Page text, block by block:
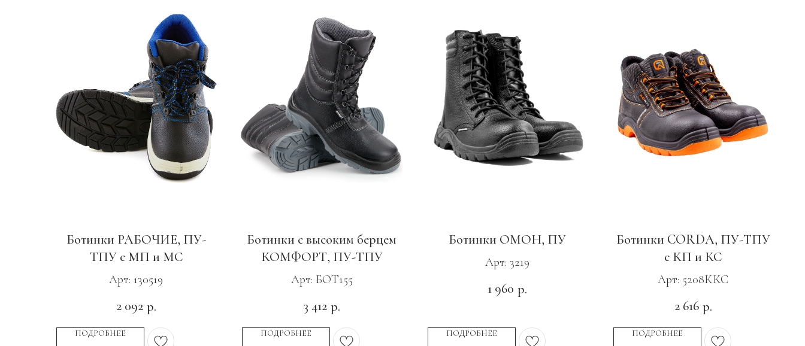
Ботинки РАБОЧИЕ, ПУ-
ТПУ с МП и МС
Арт: 130519
2 092 р.
ПОДРОБНЕЕ
Ботинки с высоким берцем
КОМФОРТ, ПУ-ТПУ
Арт: БОТ155
3 412 р.
ПОДРОБНЕЕ
Ботинки ОМОН, ПУ
Арт: 3219
1 960 р.
ПОДРОБНЕЕ
Ботинки CORDA, ПУ-ТПУ
с КП и КС
Арт: 5208ККС
2 616 р.
ПОДРОБНЕЕ